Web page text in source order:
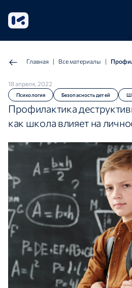
Психология Безопасность детей
Профилактика
как школа влияет на
18 апреля, 2022
Главная | Все материалы |